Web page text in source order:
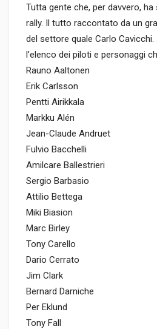
Tutta gente che, per davvero,
rally. Il tutto raccontato da un
del settore quale Carlo
l’elenco dei piloti e personaggi
Rauno Aaltonen
Erik Carlsson
Pentti Airikkala
Markku Alén
Jean-Claude Andruet
Fulvio Bacchelli
Amilcare Ballestrieri
Sergio Barbasio
Attilio Bettega
Miki Biasion
Marc Birley
Tony Carello
Dario Cerrato
Jim Clark
Bernard Darniche
Per Eklund
Tony Fall